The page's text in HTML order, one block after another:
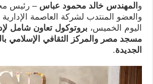
والمهندس خالد محمود عباس– رئيس
والعضو المنتدب لشركة العاصمة الإدارية
اليوم الخميس، بروتوكول تعاون شامل
مسجد مصر والمركز الثقافي الإسلامي
الجديدة.